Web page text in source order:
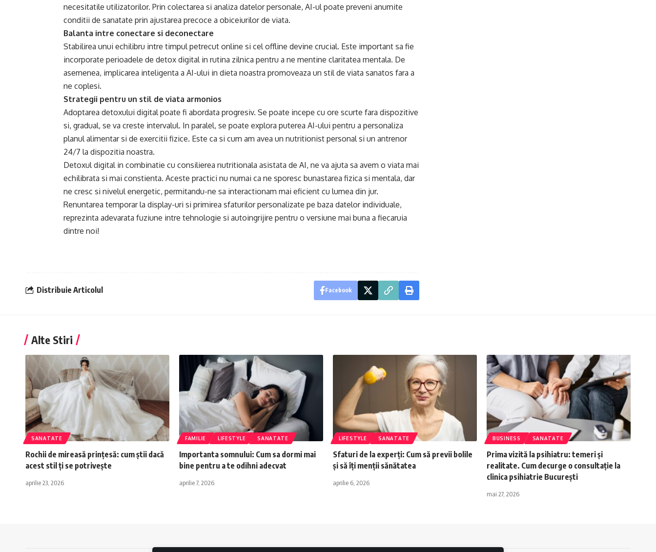
necesitatile utilizatorilor. Prin colectarea si analiza datelor personale, AI-ul poate preveni anumite
conditii de sanatate prin ajustarea precoce a obiceiurilor de viata.
Balanta intre conectare si deconectare
Stabilirea unui echilibru intre timpul petrecut online si cel offline devine crucial. Este important sa fie
incorporate perioadele de detox digital in rutina zilnica pentru a ne mentine claritatea mentala. De
asemenea, implicarea inteligenta a AI-ului in dieta noastra promoveaza un stil de viata sanatos fara a
ne coplesi.
Strategii pentru un stil de viata armonios
Adoptarea detoxului digital poate fi abordata progresiv. Se poate incepe cu ore scurte fara dispozitive
si, gradual, se va creste intervalul. In paralel, se poate explora puterea AI-ului pentru a personaliza
planul alimentar si de exercitii fizice. Este ca si cum am avea un nutritionist personal si un antrenor
24/7 la dispozitia noastra.
Detoxul digital in combinatie cu consilierea nutritionala asistata de AI, ne va ajuta sa avem o viata mai
echilibrata si mai constienta. Aceste practici nu numai ca ne sporesc bunastarea fizica si mentala, dar
ne cresc si nivelul energetic, permitandu-ne sa interactionam mai eficient cu lumea din jur.
Renuntarea temporar la display-uri si primirea sfaturilor personalizate pe baza datelor individuale,
reprezinta adevarata fuziune intre tehnologie si autoingrijire pentru o versiune mai buna a fiecaruia
dintre noi!
Distribuie Articolul Facebook
Alte Stiri
SANATATE
Rochii de mireasă prințesă: cum știi dacă
acest stil ți se potrivește
aprilie 23, 2026
FAMILIE LIFESTYLE SANATATE
Importanta somnului: Cum sa dormi mai
bine pentru a te odihni adecvat
aprilie 7, 2026
LIFESTYLE SANATATE
Sfaturi de la experți: Cum să previi bolile
și să îți menții sănătatea
aprilie 6, 2026
BUSINESS SANATATE
Prima vizită la psihiatru: temeri și
realitate. Cum decurge o consultație la
clinica psihiatrie București
mai 27, 2026